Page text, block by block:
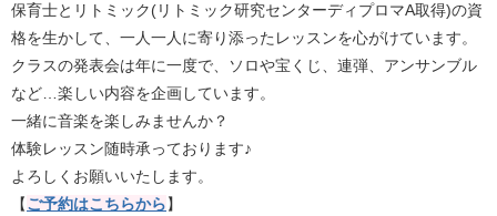
保育士とリトミック(リトミック研究センターディプロマA取得)の資
格を生かして、一人一人に寄り添ったレッスンを心がけています。
クラスの発表会は年に一度で、ソロや宝くじ、連弾、アンサンブル
など…楽しい内容を企画しています。
一緒に音楽を楽しみませんか？
体験レッスン随時承っております♪
よろしくお願いいたします。
【ご予約はこちらから】